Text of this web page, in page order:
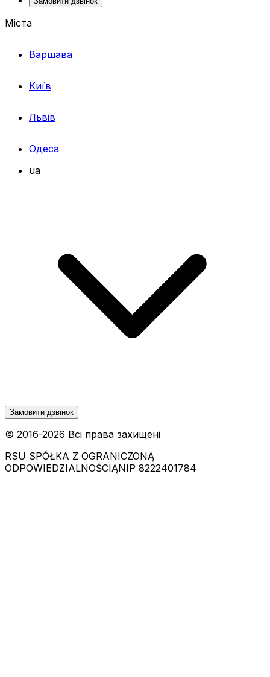
Міста
Варшава
Київ
Львів
Одеса
ua
Замовити дзвінок
© 2016-2026 Всі права захищені
RSU SPÓŁKA Z OGRANICZONĄ
ODPOWIEDZIALNOŚCIĄNIP 8222401784